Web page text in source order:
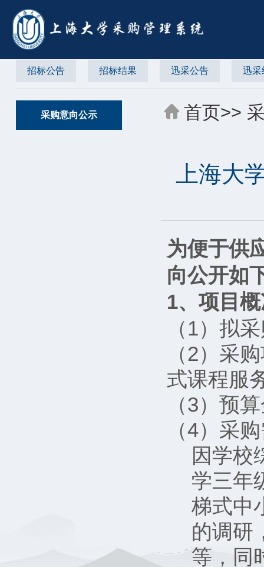
招标公告 招标结果 迅采公告 迅采
采购意向公示 首页>>
上海大
为便于供
向公开如
1、项目
（1）拟
（2）采
式课程服
（3）预
（4）采
因学校
学三年
梯式中
的调研
等，同